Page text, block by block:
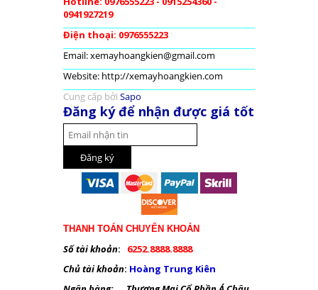
0941927219
Điện thoại: 0976555223
Email: xemayhoangkien@gmail.com
Website: http://xemayhoangkien.com
Cung cấp bởi Sapo
Đăng ký để nhận được giá tốt
THANH TOÁN CHUYỂN KHOẢN
Số tài khoản:
6252.8888.8888
Chủ tài khoản: Hoàng Trung Kiên